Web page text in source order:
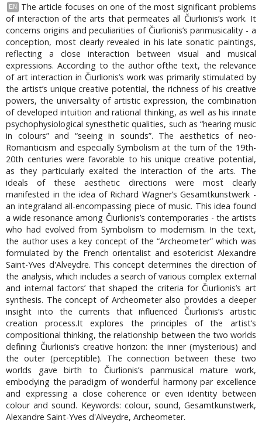
EN
The article focuses on one of the most significant problems
of interaction of the arts that permeates all Čiurlionis’s work. It
concerns origins and peculiarities of Čiurlionis’s panmusicality - a
conception, most clearly revealed in his late sonatic paintings,
reflecting a close interaction between visual and musical
expressions. According to the author ofthe text, the relevance
of art interaction in Čiurlionis’s work was primarily stimulated by
the artist’s unique creative potential, the richness of his creative
powers, the universality of artistic expression, the combination
of developed intuition and rational thinking, as well as his innate
psychophysiological synesthetic qualities, such as “hearing music
in colours” and “seeing in sounds”. The aesthetics of neo-
Romanticism and especially Symbolism at the turn of the 19th-
20th centuries were favorable to his unique creative potential,
as they particularly exalted the interaction of the arts. The
ideals of these aesthetic directions were most clearly
manifested in the idea of Richard Wagner’s Gesamtkunstwerk -
an integraland all-encompassing piece of music. This idea found
a wide resonance among Čiurlionis’s contemporaries - the artists
who had evolved from Symbolism to modernism. In the text,
the author uses a key concept of the “Archeometer” which was
formulated by the French orientalist and esotericist Alexandre
Saint-Yves d'Alveydre. This concept determines the direction of
the analysis, which includes a search of various complex external
and internal factors’ that shaped the criteria for Čiurlionis’s art
synthesis. The concept of Archeometer also provides a deeper
insight into the currents that influenced Čiurlionis’s artistic
creation process.It explores the principles of the artist’s
compositional thinking, the relationship between the two worlds
defining Čiurlionis’s creative horizon: the inner (mysterious) and
the outer (perceptible). The connection between these two
worlds gave birth to Čiurlionis’s panmusical mature work,
embodying the paradigm of wonderful harmony par excellence
and expressing a close coherence or even identity between
colour and sound. Keywords: colour, sound, Gesamtkunstwerk,
Alexandre Saint-Yves d'Alveydre, Archeometer.